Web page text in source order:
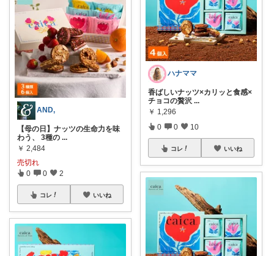
AND,
【母の日】ナッツの生命力を味
わう、 3種の ...
￥ 2,484
売切れ
0 0 2
コレ いいね
ハナママ
香ばしいナッツ×カリッと食感×
チョコの贅沢 ...
￥ 1,296
0 0 10
コレ いいね